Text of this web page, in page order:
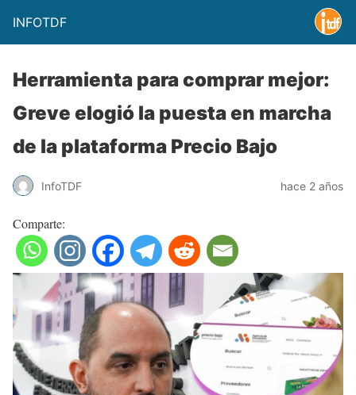
INFOTDF
Herramienta para comprar mejor:
Greve elogió la puesta en marcha
de la plataforma Precio Bajo
InfoTDF hace 2 años
Comparte: